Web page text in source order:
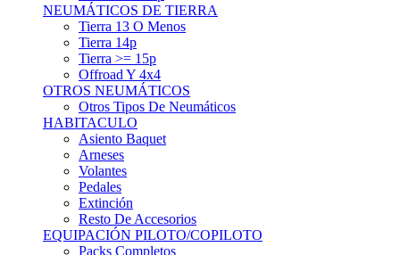
NEUMÁTICOS DE TIERRA
Tierra 13 O Menos
Tierra 14p
Tierra >= 15p
Offroad Y 4x4
OTROS NEUMÁTICOS
Otros Tipos De Neumáticos
HABITACULO
Asiento Baquet
Arneses
Volantes
Pedales
Extinción
Resto De Accesorios
EQUIPACIÓN PILOTO/COPILOTO
Packs Completos